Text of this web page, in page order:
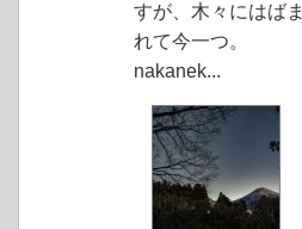
すが、木々にはばま
れて今一つ。
nakanek...